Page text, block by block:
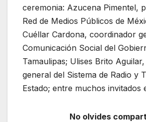
ceremonia: Azucena Pimentel,
Red de Medios Públicos de
Cuéllar Cardona, coordinador
Comunicación Social del
Tamaulipas; Ulises Brito
general del Sistema de Radio y
Estado; entre muchos invitados
No olvides